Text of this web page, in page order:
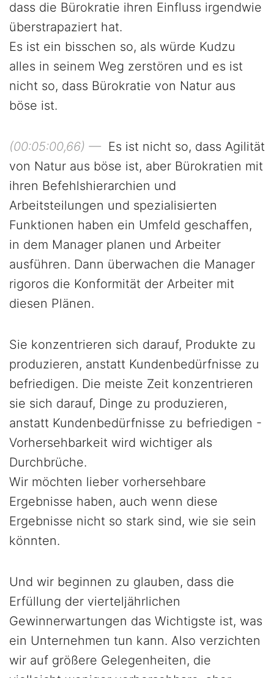
dass die Bürokratie ihren Einfluss irgendwie
überstrapaziert hat.
Es ist ein bisschen so, als würde Kudzu
alles in seinem Weg zerstören und es ist
nicht so, dass Bürokratie von Natur aus
böse ist.
(00:05:00,66) —Es ist nicht so, dass Agilität
von Natur aus böse ist, aber Bürokratien mit
ihren Befehlshierarchien und
Arbeitsteilungen und spezialisierten
Funktionen haben ein Umfeld geschaffen,
in dem Manager planen und Arbeiter
ausführen. Dann überwachen die Manager
rigoros die Konformität der Arbeiter mit
diesen Plänen.
Sie konzentrieren sich darauf, Produkte zu
produzieren, anstatt Kundenbedürfnisse zu
befriedigen. Die meiste Zeit konzentrieren
sie sich darauf, Dinge zu produzieren,
anstatt Kundenbedürfnisse zu befriedigen -
Vorhersehbarkeit wird wichtiger als
Durchbrüche.
Wir möchten lieber vorhersehbare
Ergebnisse haben, auch wenn diese
Ergebnisse nicht so stark sind, wie sie sein
könnten.
Und wir beginnen zu glauben, dass die
Erfüllung der vierteljährlichen
Gewinnerwartungen das Wichtigste ist, was
ein Unternehmen tun kann. Also verzichten
wir auf größere Gelegenheiten, die